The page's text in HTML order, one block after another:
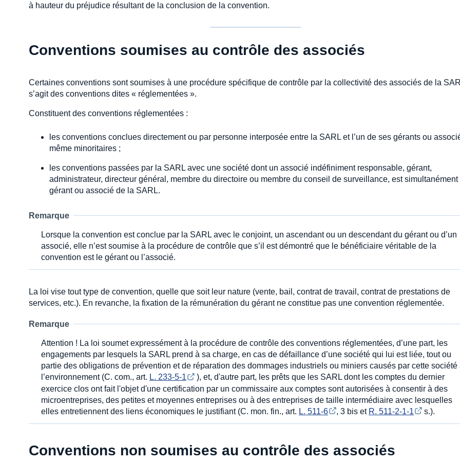
à hauteur du préjudice résultant de la conclusion de la convention.
Conventions soumises au contrôle des associés
Certaines conventions sont soumises à une procédure spécifique de contrôle par la collectivité des associés de la
s’agit des conventions dites « réglementées ».
Constituent des conventions réglementées :
les conventions conclues directement ou par personne interposée entre la SARL et l’un de ses gérants ou
même minoritaires ;
les conventions passées par la SARL avec une société dont un associé indéfiniment responsable, gérant,
administrateur, directeur général, membre du directoire ou membre du conseil de surveillance, est simultanément
gérant ou associé de la SARL.
Remarque
Lorsque la convention est conclue par la SARL avec le conjoint, un ascendant ou un descendant du gérant ou d’un
associé, elle n’est soumise à la procédure de contrôle que s’il est démontré que le bénéficiaire véritable de la
convention est le gérant ou l’associé.
La loi vise tout type de convention, quelle que soit leur nature (vente, bail, contrat de travail, contrat de prestations de
services, etc.). En revanche, la fixation de la rémunération du gérant ne constitue pas une convention réglementée.
Remarque
Attention ! La loi soumet expressément à la procédure de contrôle des conventions réglementées, d’une part, les
engagements par lesquels la SARL prend à sa charge, en cas de défaillance d’une société qui lui est liée, tout ou
partie des obligations de prévention et de réparation des dommages industriels ou miniers causés par cette société
l’environnement (C. com., art. L. 233-5-1
), et, d'autre part, les prêts que les SARL dont les comptes du dernier
exercice clos ont fait l'objet d'une certification par un commissaire aux comptes sont autorisées à consentir à des
microentreprises, des petites et moyennes entreprises ou à des entreprises de taille intermédiaire avec lesquelles
elles entretiennent des liens économiques le justifiant (C. mon. fin., art. L. 511-6 , 3 bis et R. 511-2-1-1 s.).
Conventions non soumises au contrôle des associés